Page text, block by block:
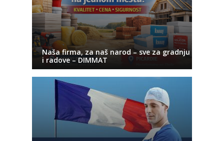
Naša firma, za naš narod – sve za gradnju
i radove – DIMMAT